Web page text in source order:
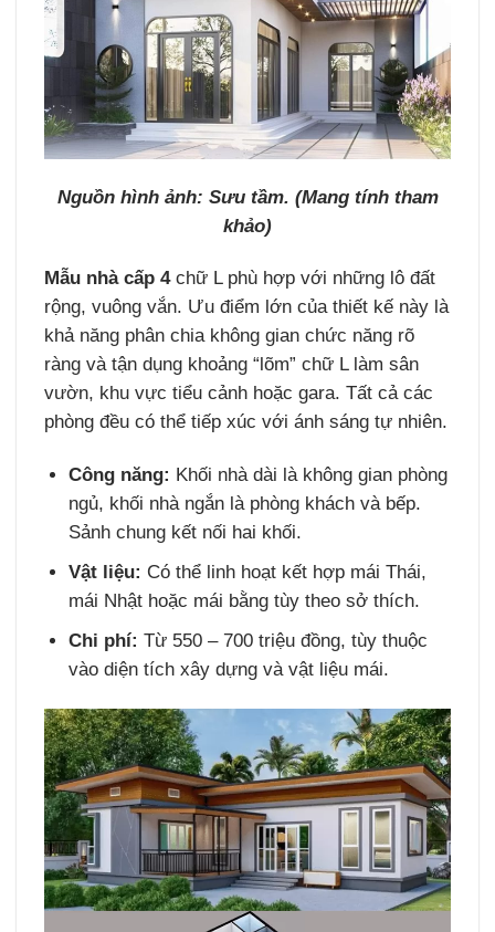
Nguồn hình ảnh: Sưu tầm. (Mang tính tham
khảo)
Mẫu nhà cấp 4chữ L phù hợp với những lô đất
rộng, vuông vắn. Ưu điểm lớn của thiết kế này là
khả năng phân chia không gian chức năng rõ
ràng và tận dụng khoảng “lõm” chữ L làm sân
vườn, khu vực tiểu cảnh hoặc gara. Tất cả các
phòng đều có thể tiếp xúc với ánh sáng tự nhiên.
Công năng: Khối nhà dài là không gian phòng
ngủ, khối nhà ngắn là phòng khách và bếp.
Sảnh chung kết nối hai khối.
Vật liệu: Có thể linh hoạt kết hợp mái Thái,
mái Nhật hoặc mái bằng tùy theo sở thích.
Chi phí: Từ 550 – 700 triệu đồng, tùy thuộc
vào diện tích xây dựng và vật liệu mái.